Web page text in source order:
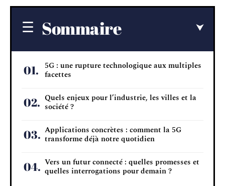
Sommaire
5G : une rupture technologique aux multiples
facettes
Quels enjeux pour l’industrie, les villes et la
société ?
Applications concrètes : comment la 5G
transforme déjà notre quotidien
Vers un futur connecté : quelles promesses et
quelles interrogations pour demain ?